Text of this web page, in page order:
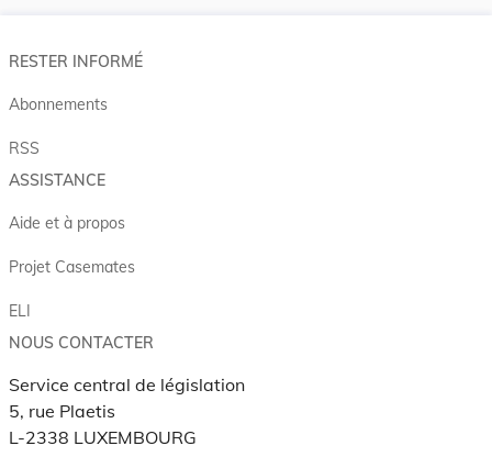
RESTER INFORMÉ
Abonnements
RSS
ASSISTANCE
Aide et à propos
Projet Casemates
ELI
NOUS CONTACTER
Service central de législation
5, rue Plaetis
L-2338 LUXEMBOURG